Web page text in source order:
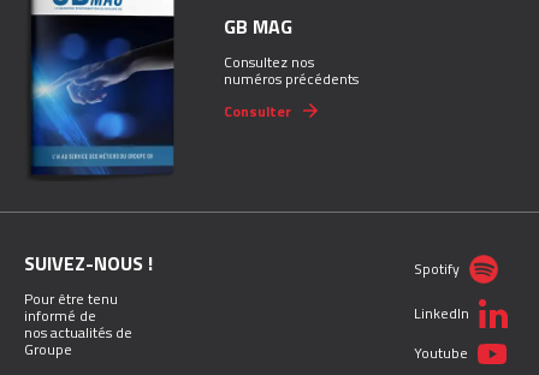
GB MAG
Consultez nos
numéros précédents
Consulter
SUIVEZ-NOUS !
Pour être tenu
informé de
nos actualités de
Groupe
Spotify
LinkedIn
Youtube